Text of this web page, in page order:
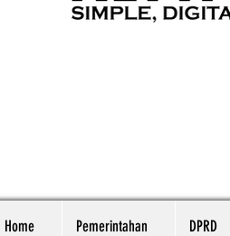
Home Pemerintahan DPRD